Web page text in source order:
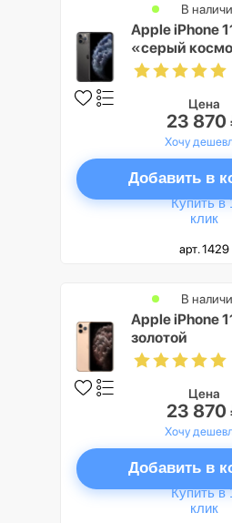
Apple iPhone
«серый
В
Цена
23 870
Хочу
Добавить в
Купить в
клик
арт. 1429
Apple iPhone
золотой
В
Цена
23 870
Хочу
Добавить в
Купить в
клик